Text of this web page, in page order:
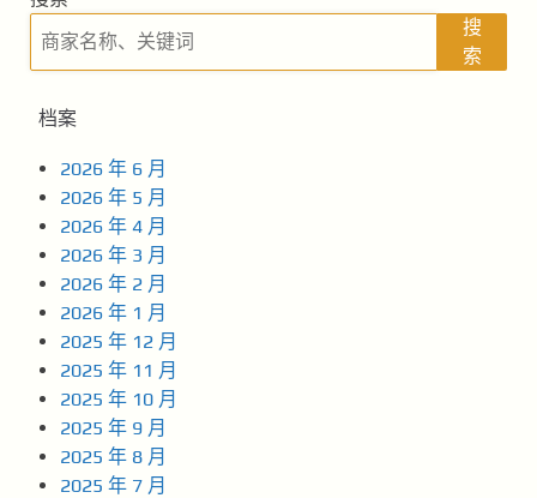
搜
索
档案
2026 年 6 月
2026 年 5 月
2026 年 4 月
2026 年 3 月
2026 年 2 月
2026 年 1 月
2025 年 12 月
2025 年 11 月
2025 年 10 月
2025 年 9 月
2025 年 8 月
2025 年 7 月